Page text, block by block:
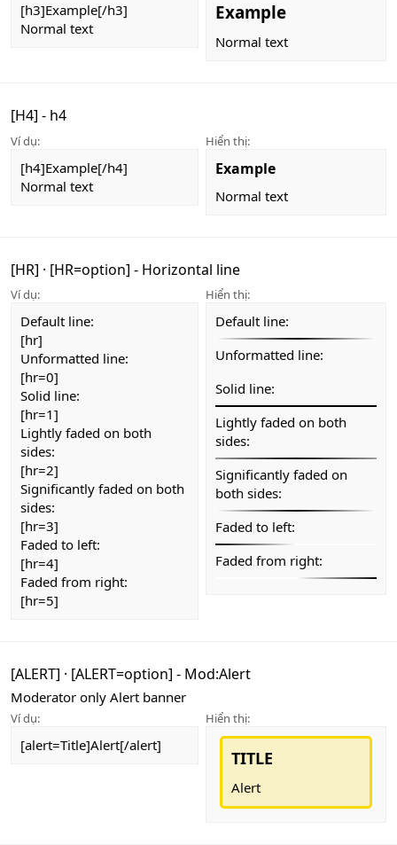
[h3]Example[/h3]
Normal text
Example
Normal text
[H4] - h4
Ví dụ:
[h4]Example[/h4]
Normal text
Hiển thị:
Example
Normal text
[HR] · [HR=option] - Horizontal line
Ví dụ:
Default line:
[hr]
Unformatted line:
[hr=0]
Solid line:
[hr=1]
Lightly faded on both
sides:
[hr=2]
Significantly faded on both
sides:
[hr=3]
Faded to left:
[hr=4]
Faded from right:
[hr=5]
Hiển thị:
Default line:
Unformatted line:
Solid line:
Lightly faded on both
sides:
Significantly faded on
both sides:
Faded to left:
Faded from right:
[ALERT] · [ALERT=option] - Mod:Alert
Moderator only Alert banner
Ví dụ:
[alert=Title]Alert[/alert]
Hiển thị:
TITLE
Alert